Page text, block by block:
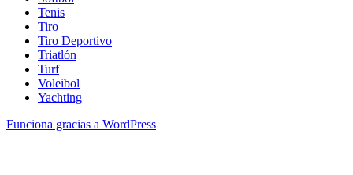
Tenis
Tiro
Tiro Deportivo
Triatlón
Turf
Voleibol
Yachting
Funciona gracias a WordPress